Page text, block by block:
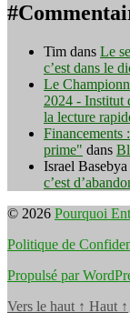
Tim dans Le
c’est dans le
Le
2024 - Institut
la lecture
Financements
prime" dans
Israel Basebya
c’est
© 2026 Pourquoi
Politique de
Propulsé par
Vers le haut ↑ Haut ↑